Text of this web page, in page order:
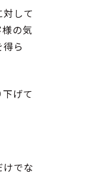
して
の気
ら
げて
でな